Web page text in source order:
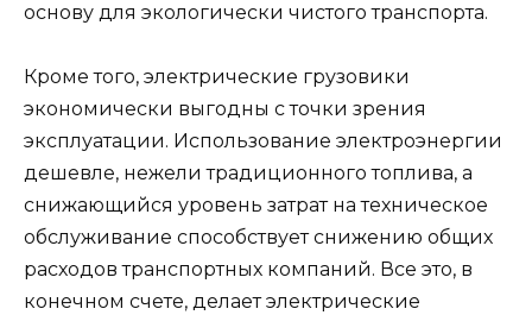
основу для экологически чистого транспорта.
Кроме того, электрические грузовики
экономически выгодны с точки зрения
эксплуатации. Использование электроэнергии
дешевле, нежели традиционного топлива, а
снижающийся уровень затрат на техническое
обслуживание способствует снижению общих
расходов транспортных компаний. Все это, в
конечном счете, делает электрические